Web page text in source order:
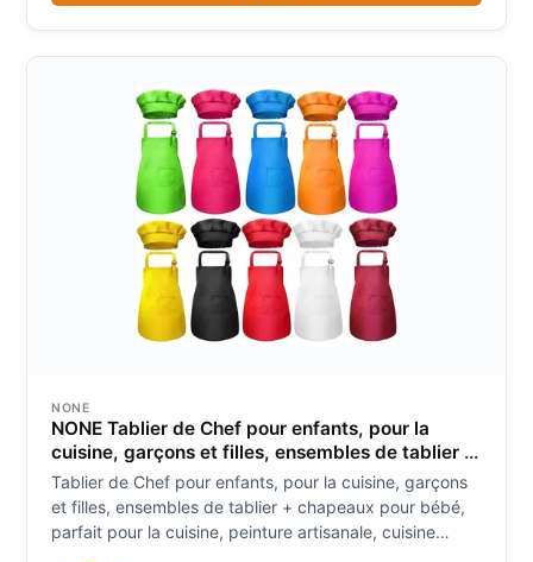
NONE
NONE Tablier de Chef pour enfants, pour la
cuisine, garçons et filles, ensembles de tablier +
chapeaux pour bébé, parfait pour la cuisine,
peinture artisanale, cuisine WQ004
Tablier de Chef pour enfants, pour la cuisine, garçons
et filles, ensembles de tablier + chapeaux pour bébé,
parfait pour la cuisine, peinture artisanale, cuisine